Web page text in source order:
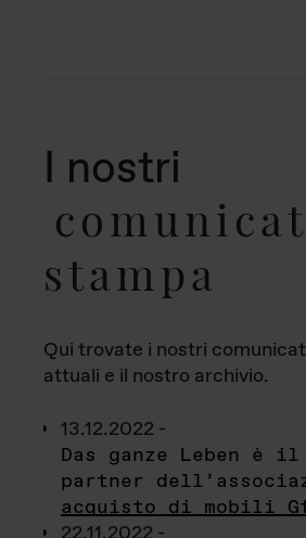
I nostri
stampa
Qui trovate i nostri
attuali e il nostro archivio.
13.12.2022 -
Das ganze Leben è il
partner
acquisto di mobili
22.11.2022 -